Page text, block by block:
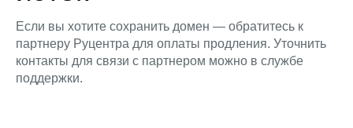
Если вы хотите сохранить домен — обратитесь к
партнеру Руцентра для оплаты продления. Уточнить
контакты для связи с партнером можно в службе
поддержки.